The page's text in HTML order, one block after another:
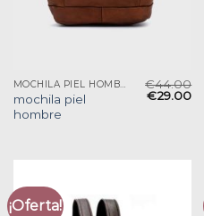
MOCHILA PIEL HOMBRE
mochila piel
hombre
€44.00
€29.00
¡Oferta!